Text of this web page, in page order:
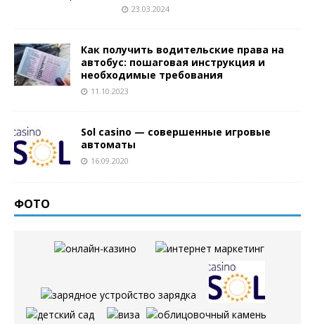
23.03.2024
Как получить водительские права на
автобус: пошаговая инструкция и
необходимые требования
11.10.2023
Sol casino — совершенные игровые
автоматы
16.09.2020
ФОТО